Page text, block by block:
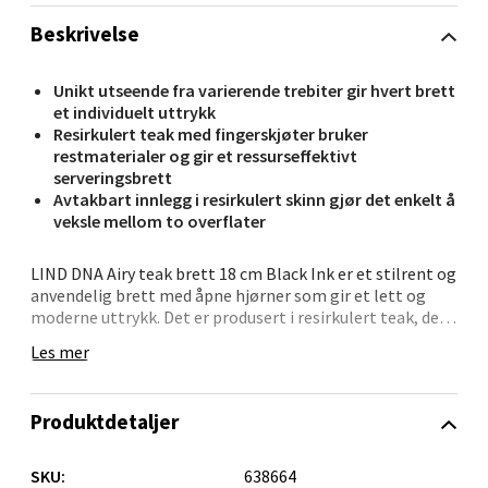
Beskrivelse
Unikt utseende fra varierende trebiter gir hvert brett
et individuelt uttrykk
Resirkulert teak med fingerskjøter bruker
restmaterialer og gir et ressurseffektivt
serveringsbrett
Avtakbart innlegg i resirkulert skinn gjør det enkelt å
veksle mellom to overflater
LIND DNA Airy teak brett 18 cm Black Ink er et stilrent og
anvendelig brett med åpne hjørner som gir et lett og
moderne uttrykk. Det er produsert i resirkulert teak, der
fingerskjøter, noe som gir hvert brett sitt eget særpreg.
en fin kontrast til treverket og ligger stødig i rammen.
glatte teakoverflaten. Perfekt til servering av småretter,
Les mer
Produktdetaljer
SKU: 638664
Oppdal - Aunasenteret
Aunasenteret, Sunndalsvegen 3, 7340 Oppdal
Åpent i dag 10-18
0 i butikk
Orkanger - Thon Senter Orkanger
Orkanger